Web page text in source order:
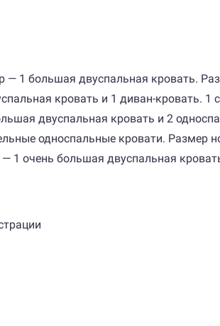
1 большая двуспальная кровать.
кровать и 1 диван-кровать. 1
двуспальная кровать и 2
односпальные кровати. Размер
1 очень большая двуспальная